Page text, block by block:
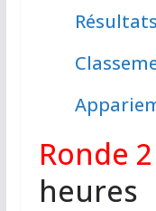
Ronde 2
heures